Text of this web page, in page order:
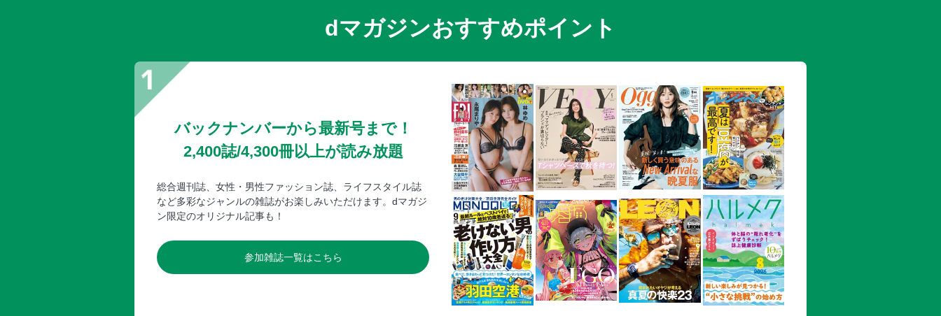
dマガジンおすすめポイント
バックナンバーから最新号まで！
2,400誌/4,300冊以上が読み放題
総合週刊誌、女性・男性ファッション誌、ライフスタイル誌
など多彩なジャンルの雑誌がお楽しみいただけます。dマガジ
ン限定のオリジナル記事も！
参加雑誌一覧はこちら